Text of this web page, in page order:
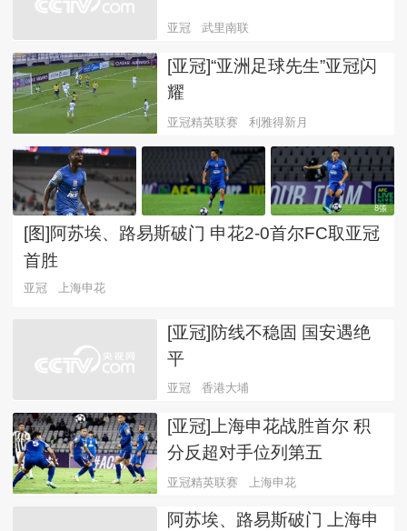
亚冠 武里南联
[亚冠]“亚洲足球先生”亚冠闪
耀
亚冠精英联赛 利雅得新月
[图]阿苏埃、路易斯破门 申花2-0首尔FC取亚冠
首胜
8張
亚冠 上海申花
[亚冠]防线不稳固 国安遇绝
平
亚冠 香港大埔
[亚冠]上海申花战胜首尔 积
分反超对手位列第五
亚冠精英联赛 上海申花
阿苏埃、路易斯破门 上海申